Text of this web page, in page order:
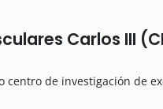
Carlos III
centro de investigación de